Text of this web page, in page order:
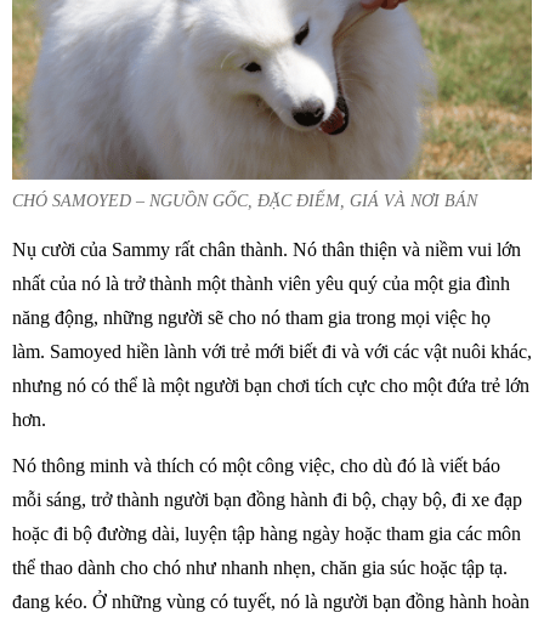
CHÓ SAMOYED – NGUỒN GỐC, ĐẶC ĐIỂM, GIÁ VÀ NƠI BÁN
Nụ cười của Sammy rất chân thành. Nó thân thiện và niềm vui lớn
nhất của nó là trở thành một thành viên yêu quý của một gia đình
năng động, những người sẽ cho nó tham gia trong mọi việc họ
làm. Samoyed hiền lành với trẻ mới biết đi và với các vật nuôi khác,
nhưng nó có thể là một người bạn chơi tích cực cho một đứa trẻ lớn
hơn.
Nó thông minh và thích có một công việc, cho dù đó là viết báo
mỗi sáng, trở thành người bạn đồng hành đi bộ, chạy bộ, đi xe đạp
hoặc đi bộ đường dài, luyện tập hàng ngày hoặc tham gia các môn
thể thao dành cho chó như nhanh nhẹn, chăn gia súc hoặc tập tạ.
đang kéo. Ở những vùng có tuyết, nó là người bạn đồng hành hoàn